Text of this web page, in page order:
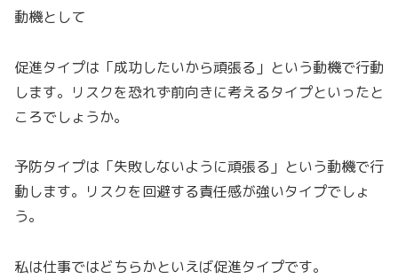
動機として
促進タイプは「成功したいから頑張る」という動機で行動
します。リスクを恐れず前向きに考えるタイプといったと
ころでしょうか。
予防タイプは「失敗しないように頑張る」という動機で行
動します。リスクを回避する責任感が強いタイプでしょ
う。
私は仕事ではどちらかといえば促進タイプです。